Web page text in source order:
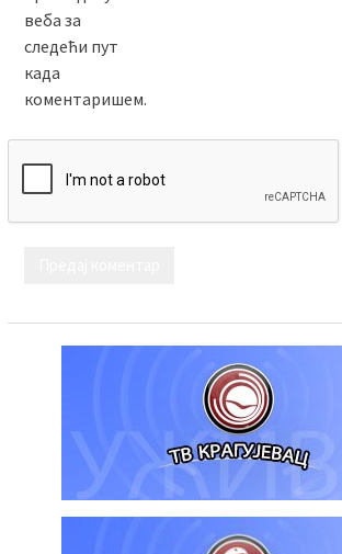
веба за
следећи пут
када
коментаришем.